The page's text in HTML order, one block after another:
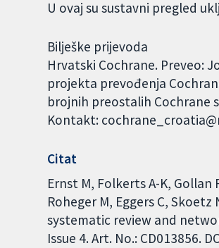
U ovaj su sustavni pregled
Bilješke prijevoda
Hrvatski Cochrane. Preveo:
projekta prevođenja
brojnih preostalih Cochrane
Kontakt:
Citat
Ernst M, Folkerts A-K, Gollan
Roheger M, Eggers C,
systematic review and
Issue 4. Art. No.: CD013856.